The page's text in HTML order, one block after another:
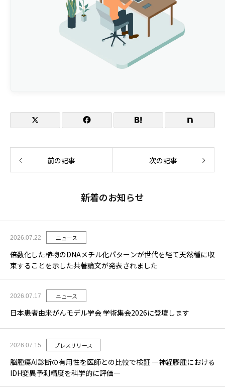
前の記事 次の記事
新着のお知らせ
2026.07.22 ニュース
倍数化した植物のDNAメチル化パターンが世代を経て天然種に収
束することを示した共著論文が発表されました
2026.07.17 ニュース
日本患者由来がんモデル学会 学術集会2026に登壇します
2026.07.15 プレスリリース
脳腫瘍AI診断の有用性を医師との比較で検証 ―神経膠腫における
IDH変異予測精度を科学的に評価―